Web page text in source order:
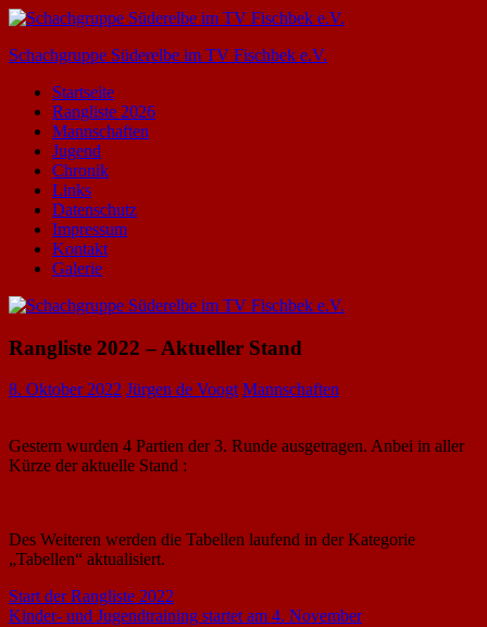
Zum
springen
Schachgruppe Süderelbe im TV Fischbek e.V.
Startseite
Rangliste 2026
Mannschaften
Jugend
Chronik
Links
Datenschutz
Impressum
Kontakt
Galerie
Rangliste 2022 – Aktueller Stand
8. Oktober 2022 Jürgen de Voogt Mannschaften
Gestern wurden 4 Partien der 3. Runde ausgetragen. Anbei in aller
Kürze der aktuelle Stand :
Des Weiteren werden die Tabellen laufend in der Kategorie
„Tabellen“ aktualisiert.
Beitragsnavigation
Vorheriger
Beitrag:
Start der Rangliste 2022
Nächster
Kinder- und Jugendtraining startet am 4. November